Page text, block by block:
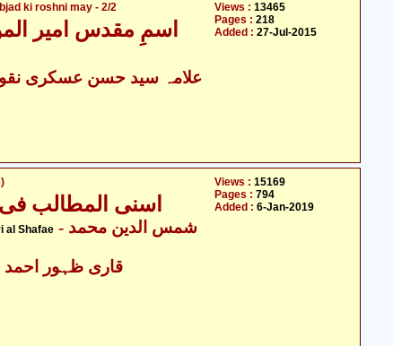
ki roshni may - 2/2
اسمِ مقدس امیر
- علامہ سید حسن عسکری
Views : 13465
Pages : 218
Added : 27-Jul-2015
اسنی المطالب
al Shafae - شمس الدین محمد
- قاری ظہور
Views : 15169
Pages : 794
Added : 6-Jan-2019